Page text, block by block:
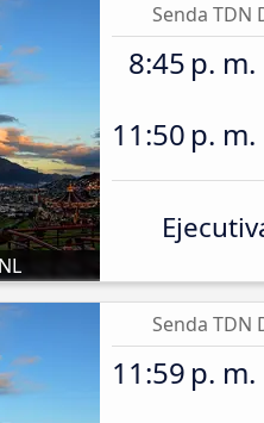
Senda TDN
8:45 p. m.
11:50 p. m.
Senda TDN
11:59 p. m.